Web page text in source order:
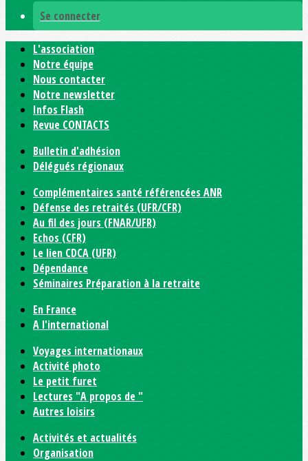
Se connecter
L'association
Notre équipe
Nous contacter
Notre newsletter
Infos Flash
Revue CONTACTS
Bulletin d'adhésion
Délégués régionaux
Complémentaires santé référencées ANR
Défense des retraités (UFR/CFR)
Au fil des jours (FNAR/UFR)
Echos (CFR)
Le lien CDCA (UFR)
Dépendance
Séminaires Préparation à la retraite
En France
A l'international
Voyages internationaux
Activité photo
Le petit furet
Lectures "A propos de "
Autres loisirs
Activités et actualités
Organisation